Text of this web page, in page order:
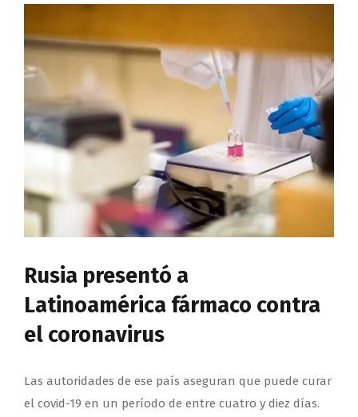
Rusia presentó a
Latinoamérica fármaco contra
el coronavirus
Las autoridades de ese país aseguran que puede curar
el covid-19 en un período de entre cuatro y diez días.